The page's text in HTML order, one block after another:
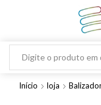
Início loja